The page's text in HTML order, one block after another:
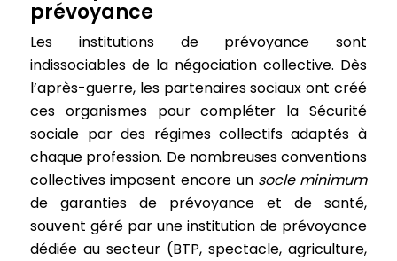
prévoyance
Les institutions de prévoyance sont
indissociables de la négociation collective. Dès
l’après-guerre, les partenaires sociaux ont créé
ces organismes pour compléter la Sécurité
sociale par des régimes collectifs adaptés à
chaque profession. De nombreuses conventions
collectives imposent encore un socle minimum
de garanties de prévoyance et de santé,
souvent géré par une institution de prévoyance
dédiée au secteur (BTP, spectacle, agriculture,